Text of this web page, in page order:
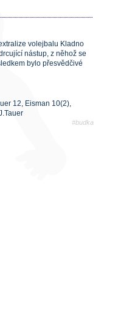
volejbalu Kladno
nástup, z něhož se
bylo přesvědčivé
12, Eisman 10(2),
#budka